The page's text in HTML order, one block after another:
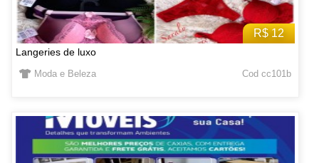
R$ 12
Langeries de luxo
Moda e Beleza Cod cc101b